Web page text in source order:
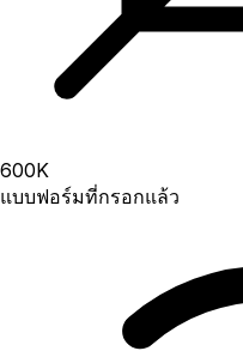
600K
แบบฟอร์มที่กรอกแล้ว